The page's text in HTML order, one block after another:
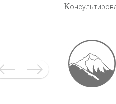
авто
К